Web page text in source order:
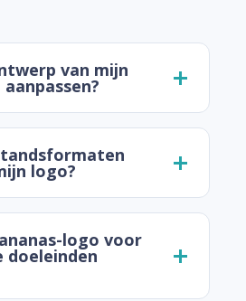
van mijn
logo?
logo voor
doeleinden